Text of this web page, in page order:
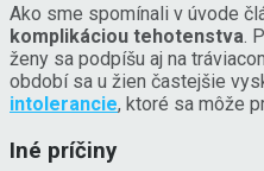
Ako sme spomínali v úvode
komplikáciou tehotenstva.
ženy sa podpíšu aj na
období sa u žien častejšie
intolerancie, ktoré sa môže
Iné príčiny